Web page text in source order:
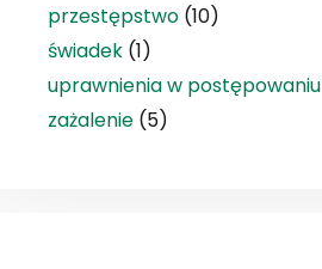
przestępstwo (10)
świadek (1)
uprawnienia w postępowaniu
zażalenie (5)